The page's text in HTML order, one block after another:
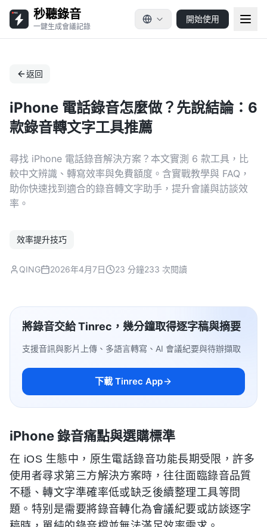
秒聽錄音
一鍵生成會議記錄
開始使用
返回
iPhone 電話錄音怎麼做？先說結論：6
款錄音轉文字工具推薦
尋找 iPhone 電話錄音解決方案？本文實測 6 款工具，比
較中文辨識、轉寫效率與免費額度。含實戰教學與 FAQ，
助你快速找到適合的錄音轉文字助手，提升會議與訪談效
率。
效率提升技巧
QING 2026年4月7日 23 分鐘233 次閱讀
將錄音交給 Tinrec，幾分鐘取得逐字稿與摘要
支援音訊與影片上傳、多語言轉寫、AI 會議紀要與待辦擷取
下載 Tinrec App
iPhone 錄音痛點與選購標準
在 iOS 生態中，原生電話錄音功能長期受限，許多
使用者尋求第三方解決方案時，往往面臨錄音品質
不穩、轉文字準確率低或缺乏後續整理工具等問
題。特别是需要將錄音轉化為會議紀要或訪談逐字